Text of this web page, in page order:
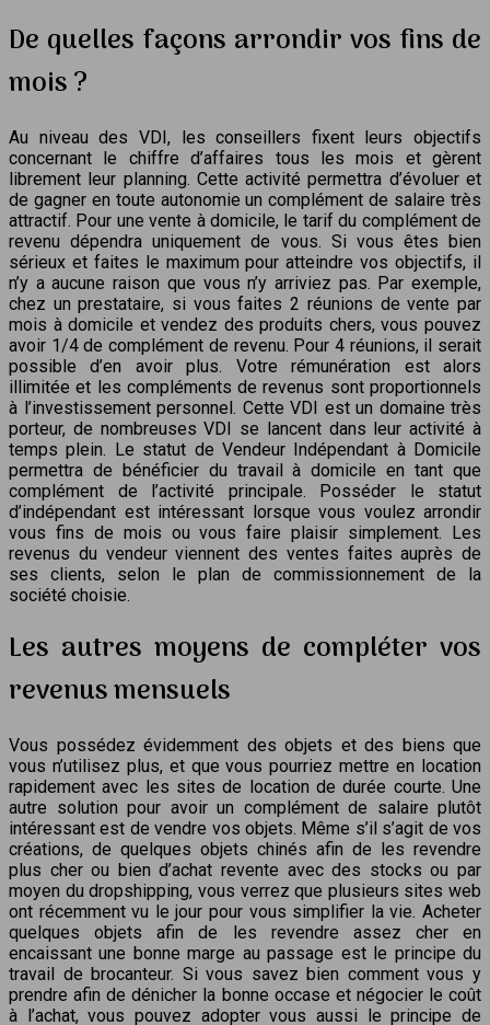
De quelles façons arrondir vos fins de
mois ?
Au niveau des VDI, les conseillers fixent leurs objectifs
concernant le chiffre d’affaires tous les mois et gèrent
librement leur planning. Cette activité permettra d’évoluer et
de gagner en toute autonomie un complément de salaire très
attractif. Pour une vente à domicile, le tarif du complément de
revenu dépendra uniquement de vous. Si vous êtes bien
sérieux et faites le maximum pour atteindre vos objectifs, il
n’y a aucune raison que vous n’y arriviez pas. Par exemple,
chez un prestataire, si vous faites 2 réunions de vente par
mois à domicile et vendez des produits chers, vous pouvez
avoir 1/4 de complément de revenu. Pour 4 réunions, il serait
possible d’en avoir plus. Votre rémunération est alors
illimitée et les compléments de revenus sont proportionnels
à l’investissement personnel. Cette VDI est un domaine très
porteur, de nombreuses VDI se lancent dans leur activité à
temps plein. Le statut de Vendeur Indépendant à Domicile
permettra de bénéficier du travail à domicile en tant que
complément de l’activité principale. Posséder le statut
d’indépendant est intéressant lorsque vous voulez arrondir
vous fins de mois ou vous faire plaisir simplement. Les
revenus du vendeur viennent des ventes faites auprès de
ses clients, selon le plan de commissionnement de la
société choisie.
Les autres moyens de compléter vos
revenus mensuels
Vous possédez évidemment des objets et des biens que
vous n’utilisez plus, et que vous pourriez mettre en location
rapidement avec les sites de location de durée courte. Une
autre solution pour avoir un complément de salaire plutôt
intéressant est de vendre vos objets. Même s’il s’agit de vos
créations, de quelques objets chinés afin de les revendre
plus cher ou bien d’achat revente avec des stocks ou par
moyen du dropshipping, vous verrez que plusieurs sites web
ont récemment vu le jour pour vous simplifier la vie. Acheter
quelques objets afin de les revendre assez cher en
encaissant une bonne marge au passage est le principe du
travail de brocanteur. Si vous savez bien comment vous y
prendre afin de dénicher la bonne occase et négocier le coût
à l’achat, vous pouvez adopter vous aussi le principe de